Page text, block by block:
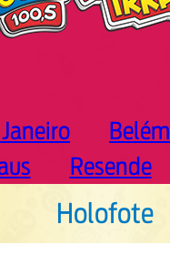
Belém
Resende
Holofote